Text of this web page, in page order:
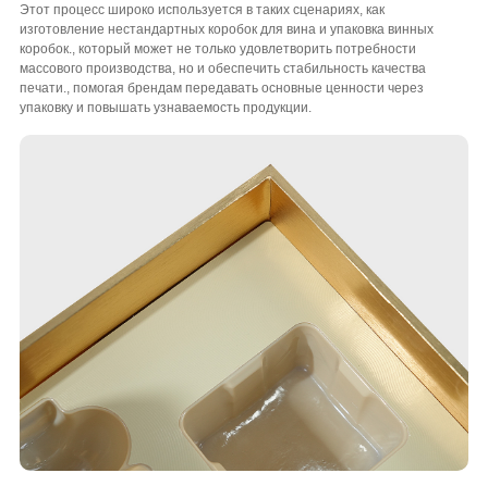
Этот процесс широко используется в таких сценариях, как
изготовление нестандартных коробок для вина и упаковка винных
коробок., который может не только удовлетворить потребности
массового производства, но и обеспечить стабильность качества
печати., помогая брендам передавать основные ценности через
упаковку и повышать узнаваемость продукции.